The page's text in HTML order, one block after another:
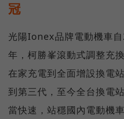
冠
光陽Ionex品牌電動機車
年，柯勝峯滾動式調整充
在家充電到全面增設換電
到第三代，至今全台換電
當快速，站穩國內電動機